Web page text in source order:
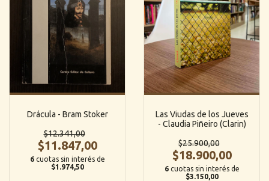
Drácula - Bram Stoker
$12.341,00
$11.847,00
6 cuotas sin interés de
$1.974,50
Las Viudas de los Jueves
- Claudia Piñeiro (Clarin)
$25.900,00
$18.900,00
6 cuotas sin interés de
$3.150,00